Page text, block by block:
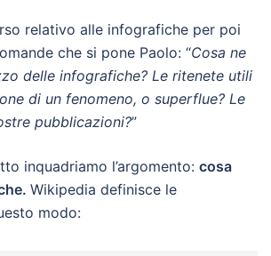
relativo alle infografiche per poi
che si pone Paolo: “Cosa ne
delle infografiche? Le ritenete utili
di un fenomeno, o superflue? Le
pubblicazioni?”
inquadriamo l’argomento: cosa
Wikipedia definisce le
modo: